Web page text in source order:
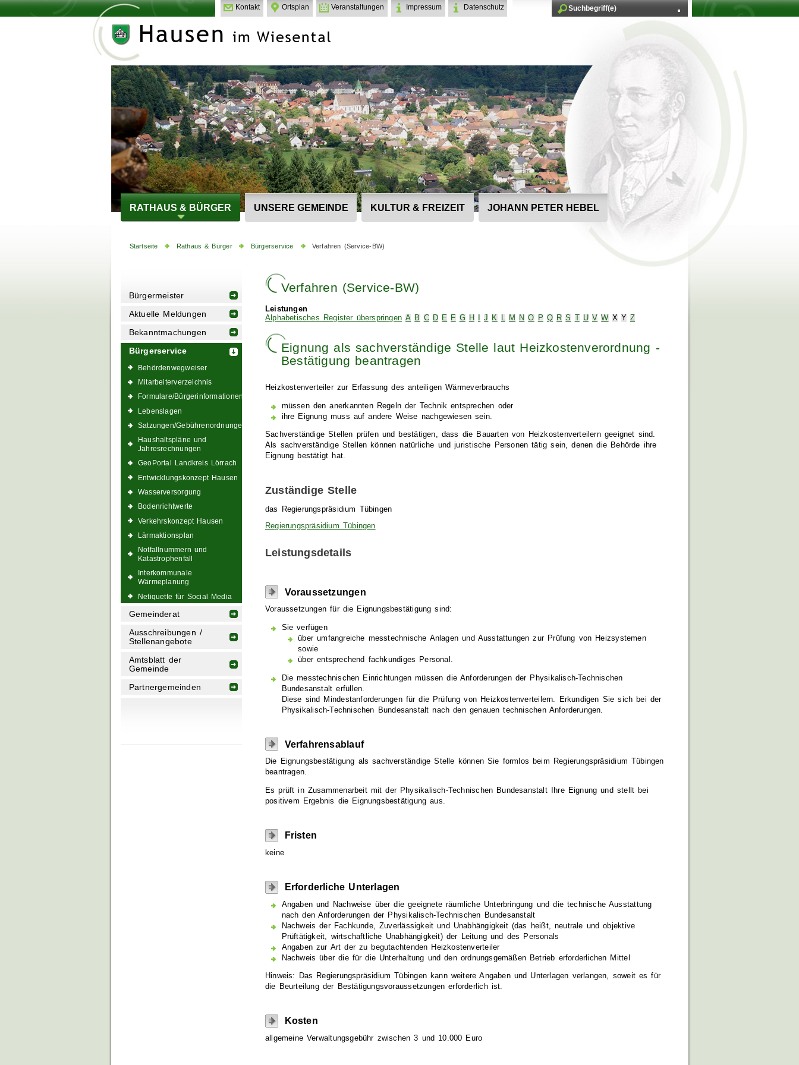
Kontakt Ortsplan Veranstaltungen Impressum Datenschutz
RATHAUS & BÜRGER UNSERE GEMEINDE KULTUR & FREIZEIT JOHANN PETER HEBEL
Startseite Rathaus & Bürger Bürgerservice Verfahren (Service-BW)
Bürgermeister
Aktuelle Meldungen
Bekanntmachungen
Bürgerservice
Behördenwegweiser
Mitarbeiterverzeichnis
Formulare/Bürgerinformationen
Lebenslagen
Satzungen/Gebührenordnungen
Haushaltspläne und
Jahresrechnungen
GeoPortal Landkreis Lörrach
Entwicklungskonzept Hausen
Wasserversorgung
Bodenrichtwerte
Verkehrskonzept Hausen
Lärmaktionsplan
Notfallnummern und
Katastrophenfall
Interkommunale
Wärmeplanung
Netiquette für Social Media
Gemeinderat
Ausschreibungen /
Stellenangebote
Amtsblatt der
Gemeinde
Partnergemeinden
Verfahren (Service-BW)
Leistungen
Alphabetisches Register überspringen A B C D E F G H J K L M N O P Q R S U V W X Y Z
Eignung als sachverständige Stelle laut Heizkostenverordnung -
Bestätigung beantragen
Heizkostenverteiler zur Erfassung des anteiligen Wärmeverbrauchs
müssen den anerkannten Regeln der Technik entsprechen oder
ihre Eignung muss auf andere Weise nachgewiesen sein.
Sachverständige Stellen prüfen und bestätigen, dass die Bauarten von Heizkostenverteilern geeignet sind.
Als sachverständige Stellen können natürliche und juristische Personen tätig sein, denen die Behörde ihre
Eignung bestätigt hat.
Zuständige Stelle
das Regierungspräsidium Tübingen
Regierungspräsidium Tübingen
Leistungsdetails
Voraussetzungen
Voraussetzungen für die Eignungsbestätigung sind:
Sie verfügen
über umfangreiche messtechnische Anlagen und Ausstattungen zur Prüfung von Heizsystemen
sowie
über entsprechend fachkundiges Personal.
Die messtechnischen Einrichtungen müssen die Anforderungen der Physikalisch-Technischen
Bundesanstalt erfüllen.
Diese sind Mindestanforderungen für die Prüfung von Heizkostenverteilern. Erkundigen Sie sich bei der
Physika lisch-Technischen Bundesanstalt nach den genauen technischen Anforderungen.
Verfahrensablauf
Die Eignungsbestätigung als sachverständige Stelle können Sie formlos beim Regierungspräsidium Tübingen
beantragen.
Es prüft in Zusammenarbeit mit der Physikalisch-Technischen Bundesanstalt Ihre Eignung und stellt bei
positivem Ergebnis die Eignungsbestätigung aus.
Fristen
keine
Erforderliche Unterlagen
Angaben und Nachweise über die geeignete räumliche Unterbringung und die technische Ausstattung
nach den Anforderungen der Physikalisch-Technischen Bundesanstalt
Nachweis der Fachkunde, Zuverlässigkeit und Unabhängigkeit (das heißt, neutrale und objektive
Prüftätigkeit, wirtschaftliche Unabhängigkeit) der Leitung und des Personals
Angaben zur Art der zu begutachtenden Heizkostenverteiler
Nachweis über die für die Unterhaltung und den ordnungsgemäßen Betrieb erforderlichen Mittel
Hinweis: Das Regierungspräsidium Tübingen kann weitere Angaben und Unterlagen verlangen, soweit es für
die Beurteilung der Bestätigungsvoraussetzungen erforderlich ist.
Kosten
allgemeine Verwaltungsgebühr zwischen 3 und 10.000 Euro